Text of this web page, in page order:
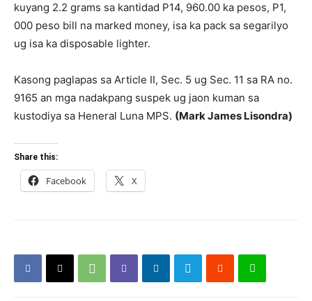
kuyang 2.2 grams sa kantidad P14, 960.00 ka pesos, P1,
000 peso bill na marked money, isa ka pack sa segarilyo
ug isa ka disposable lighter.
Kasong paglapas sa Article II, Sec. 5 ug Sec. 11 sa RA no.
9165 an mga nadakpang suspek ug jaon kuman sa
kustodiya sa Heneral Luna MPS. (Mark James Lisondra)
Share this:
Facebook X